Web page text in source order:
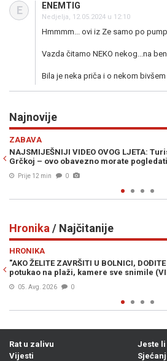
E ENEMTIG
Nedjelja, 12.05.2024 u 12:10
Hmmmm... ovi iz Ze samo po
Vazda čitamo NEKO nekog...na
Bila je neka priča i o nekom
Najnovije
LJETA: Turisti snimili kupaonicu u
pogledati (VIDEO)
Hronika / Najčitanije
U BOLNICI, DOĐITE OVAMO": Političar se
sve snimile (VIDEO)
Rat u zalivu
Vijesti
Jeste